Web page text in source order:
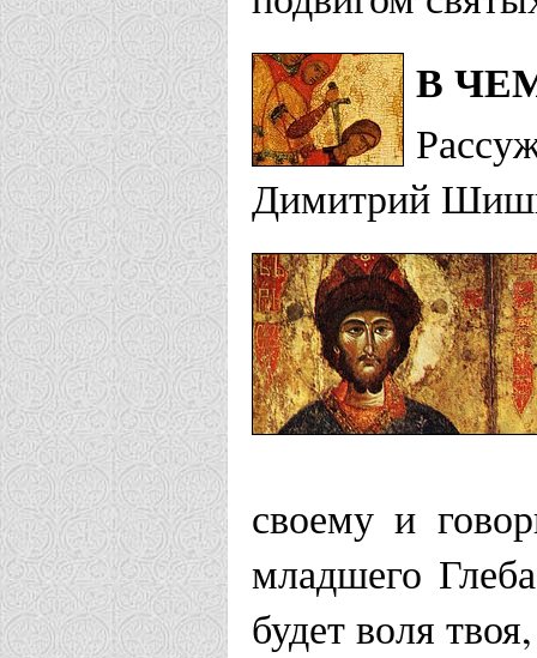
Храм
Запорожская
Храм в
Изюмская
Борисо-
Казанская
Храм
В
Димитрий
своему и
младшего
будет воля